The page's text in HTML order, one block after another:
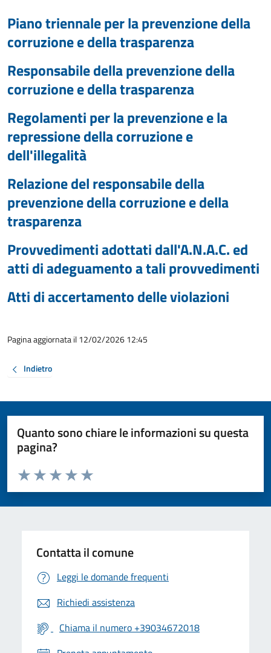
Piano triennale per la prevenzione della
corruzione e della trasparenza
Responsabile della prevenzione della
corruzione e della trasparenza
Regolamenti per la prevenzione e la
repressione della corruzione e
dell'illegalità
Relazione del responsabile della
prevenzione della corruzione e della
trasparenza
Provvedimenti adottati dall'A.N.A.C. ed
atti di adeguamento a tali provvedimenti
Atti di accertamento delle violazioni
Pagina aggiornata il 12/02/2026 12:45
Indietro
Quanto sono chiare le informazioni su questa
pagina?
Valuta da 1 a 5 stelle la pagina
Valuta 5 stelle su 5
Valuta 4 stelle su 5
Valuta 3 stelle su 5
Valuta 2 stelle su 5
Valuta 1 stelle su 5
Contatta il comune
Leggi le domande frequenti
Richiedi assistenza
Chiama il numero +39034672018